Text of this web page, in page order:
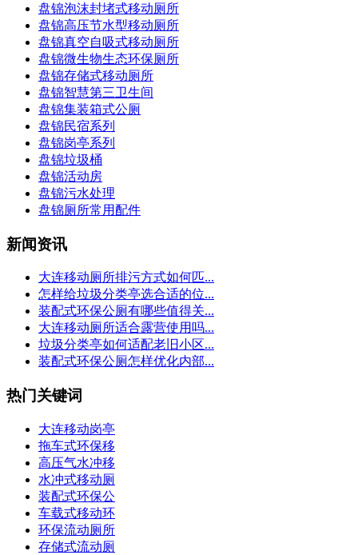
盘锦泡沫封堵式移动厕所
盘锦高压节水型移动厕所
盘锦真空自吸式移动厕所
盘锦微生物生态环保厕所
盘锦存储式移动厕所
盘锦智慧第三卫生间
盘锦集装箱式公厕
盘锦民宿系列
盘锦岗亭系列
盘锦垃圾桶
盘锦活动房
盘锦污水处理
盘锦厕所常用配件
新闻资讯
大连移动厕所排污方式如何匹...
怎样给垃圾分类亭选合适的位...
装配式环保公厕有哪些值得关...
大连移动厕所适合露营使用吗...
垃圾分类亭如何适配老旧小区...
装配式环保公厕怎样优化内部...
热门关键词
大连移动岗亭
拖车式环保移
高压气水冲移
水冲式移动厕
装配式环保公
车载式移动环
环保流动厕所
存储式流动厕